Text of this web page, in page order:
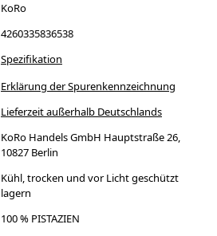
KoRo
4260335836538
Spezifikation
Erklärung der Spurenkennzeichnung
Lieferzeit außerhalb Deutschlands
KoRo Handels GmbH Hauptstraße 26,
10827 Berlin
Kühl, trocken und vor Licht geschützt
lagern
100 % PISTAZIEN